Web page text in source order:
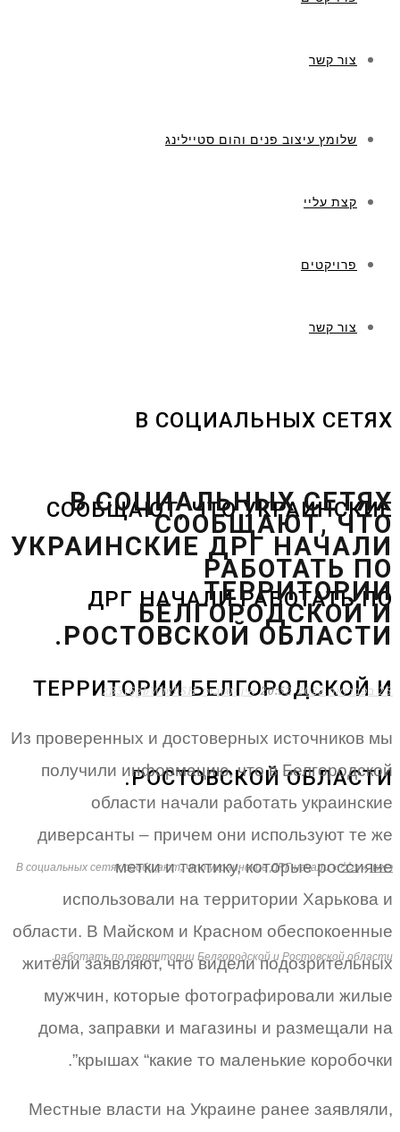
צור קשר
שלומץ עיצוב פנים והום סטיילינג
קצת עליי
פרויקטים
צור קשר
В СОЦИАЛЬНЫХ СЕТЯХ
СООБЩАЮТ, ЧТО УКРАИНСКИЕ
ДРГ НАЧАЛИ РАБОТАТЬ ПО
ТЕРРИТОРИИ БЕЛГОРОДСКОЙ И
РОСТОВСКОЙ ОБЛАСТИ.
ראשי » כללי »
В социальных сетях сообщают, что украинские ДРГ начали
работать по территории Белгородской и Ростовской области.
В СОЦИАЛЬНЫХ СЕТЯХ
СООБЩАЮТ, ЧТО
УКРАИНСКИЕ ДРГ НАЧАЛИ
РАБОТАТЬ ПО
ТЕРРИТОРИИ
БЕЛГОРОДСКОЙ И
РОСТОВСКОЙ ОБЛАСТИ.
28 בפברואר 2022 20:52 אין תגובות zB3i6gbWmhSH
Из проверенных и достоверных источников мы
получили информацию, что в Белгородской
области начали работать украинские
диверсанты – причем они используют те же
метки и тактику, которые россияне
использовали на территории Харькова и
области. В Майском и Красном обеспокоенные
жители заявляют, что видели подозрительных
мужчин, которые фотографировали жилые
дома, заправки и магазины и размещали на
крышах “какие то маленькие коробочки”.
Местные власти на Украине ранее заявляли,